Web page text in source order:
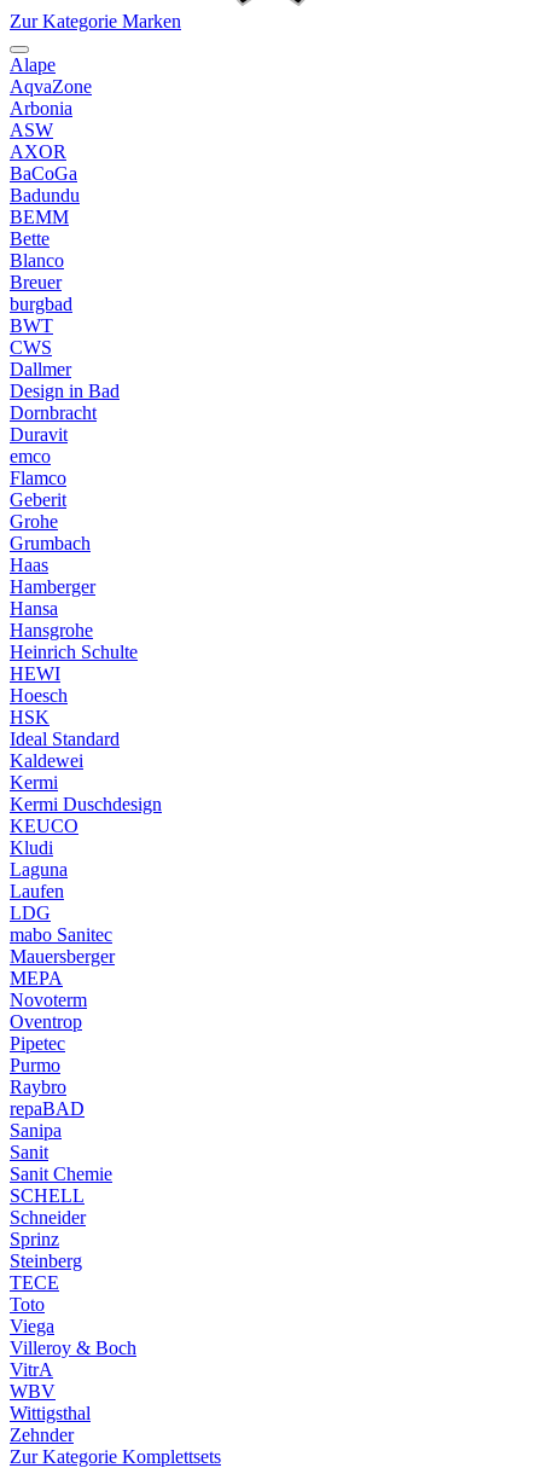
Zur Kategorie Marken
Alape
AqvaZone
Arbonia
ASW
AXOR
BaCoGa
Badundu
BEMM
Bette
Blanco
Breuer
burgbad
BWT
CWS
Dallmer
Design in Bad
Dornbracht
Duravit
emco
Flamco
Geberit
Grohe
Grumbach
Haas
Hamberger
Hansa
Hansgrohe
Heinrich Schulte
HEWI
Hoesch
HSK
Ideal Standard
Kaldewei
Kermi
Kermi Duschdesign
KEUCO
Kludi
Laguna
Laufen
LDG
mabo Sanitec
Mauersberger
MEPA
Novoterm
Oventrop
Pipetec
Purmo
Raybro
repaBAD
Sanipa
Sanit
Sanit Chemie
SCHELL
Schneider
Sprinz
Steinberg
TECE
Toto
Viega
Villeroy & Boch
VitrA
WBV
Wittigsthal
Zehnder
Zur Kategorie Komplettsets